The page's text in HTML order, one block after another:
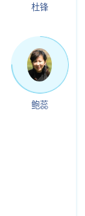
杜锋
鲍蕊